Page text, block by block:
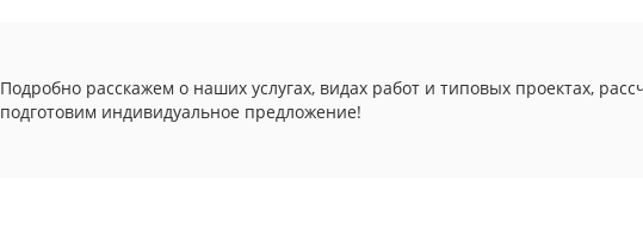
Подробно расскажем о наших услугах, видах работ и типовых проектах,
подготовим индивидуальное предложение!